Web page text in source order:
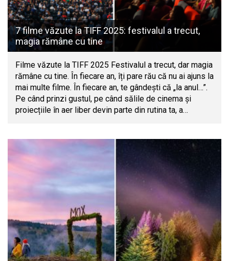
7 filme văzute la TIFF 2025: festivalul a trecut,
magia rămâne cu tine
Filme văzute la TIFF 2025 Festivalul a trecut, dar magia
rămâne cu tine. În fiecare an, îți pare rău că nu ai ajuns la
mai multe filme. În fiecare an, te gândești că „la anul…”.
Pe când prinzi gustul, pe când sălile de cinema și
proiecțiile în aer liber devin parte din rutina ta, a…